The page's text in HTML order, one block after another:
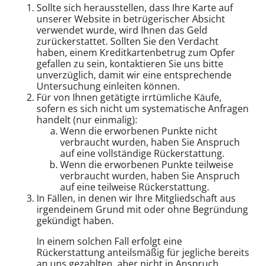
Sollte sich herausstellen, dass Ihre Karte auf
unserer Website in betrügerischer Absicht
verwendet wurde, wird Ihnen das Geld
zurückerstattet. Sollten Sie den Verdacht
haben, einem Kreditkartenbetrug zum Opfer
gefallen zu sein, kontaktieren Sie uns bitte
unverzüglich, damit wir eine entsprechende
Untersuchung einleiten können.
Für von Ihnen getätigte irrtümliche Käufe,
sofern es sich nicht um systematische Anfragen
handelt (nur einmalig):
Wenn die erworbenen Punkte nicht
verbraucht wurden, haben Sie Anspruch
auf eine vollständige Rückerstattung.
Wenn die erworbenen Punkte teilweise
verbraucht wurden, haben Sie Anspruch
auf eine teilweise Rückerstattung.
In Fällen, in denen wir Ihre Mitgliedschaft aus
irgendeinem Grund mit oder ohne Begründung
gekündigt haben.
In einem solchen Fall erfolgt eine
Rückerstattung anteilsmäßig für jegliche bereits
an uns gezahlten, aber nicht in Anspruch